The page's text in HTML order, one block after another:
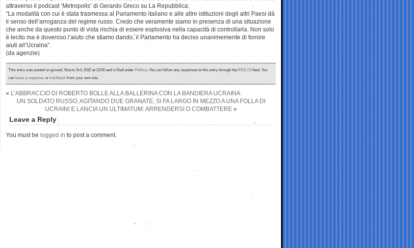
attraverso il podcast ‘Metropolis’ di Gerardo Greco su La Repubblica:
“La modalità con cui è stata trasmessa al Parlamento italiano e alle altre istituzioni degli altri Paesi dà
il senso dell’arroganza del regime russo. Credo che veramente siamo in presenza di una situazione
che anche da questo punto di vista rischia di essere esplosiva nella capacità di controllarla. Non solo
è lecito ma è doveroso l’aiuto che stiamo dando, il Parlamento ha deciso unanimemente di fornire
aiuti all’Ucraina”.
(da agenzie)
This entry was posted on giovedì, Marzo 3rd, 2022 at 13:00 and is filed underPolitica. You can follow any responses to this entry through theRSS 2.0feed. You
canleave a response, ortrackbackfrom your own site.
« L’ABBRACCIO DI ROBERTO BOLLE ALLA BALLERINA CON LA BANDIERA UCRAINA
UN SOLDATO RUSSO, AGITANDO DUE GRANATE, SI FA LARGO IN MEZZO A UNA FOLLA DI
UCRAINI E LANCIA UN ULTIMATUM: ARRENDERSI O COMBATTERE»
Leave a Reply
You must be logged in to post a comment.